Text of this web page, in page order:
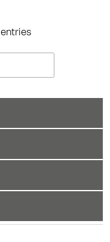
entries